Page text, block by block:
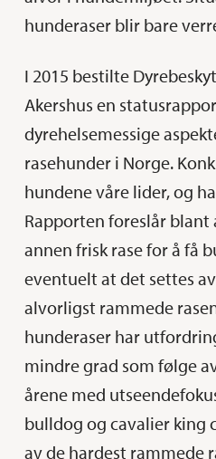
hunderaser blir bare
I 2015 bestilte
Akershus en
dyrehelsemessige
rasehunder i Norge.
hundene våre lider, og
Rapporten foreslår blant
annen frisk rase for å få
eventuelt at det settes
alvorligst rammede
hunderaser har
mindre grad som følge
årene med
bulldog og cavalier king
av de hardest rammede